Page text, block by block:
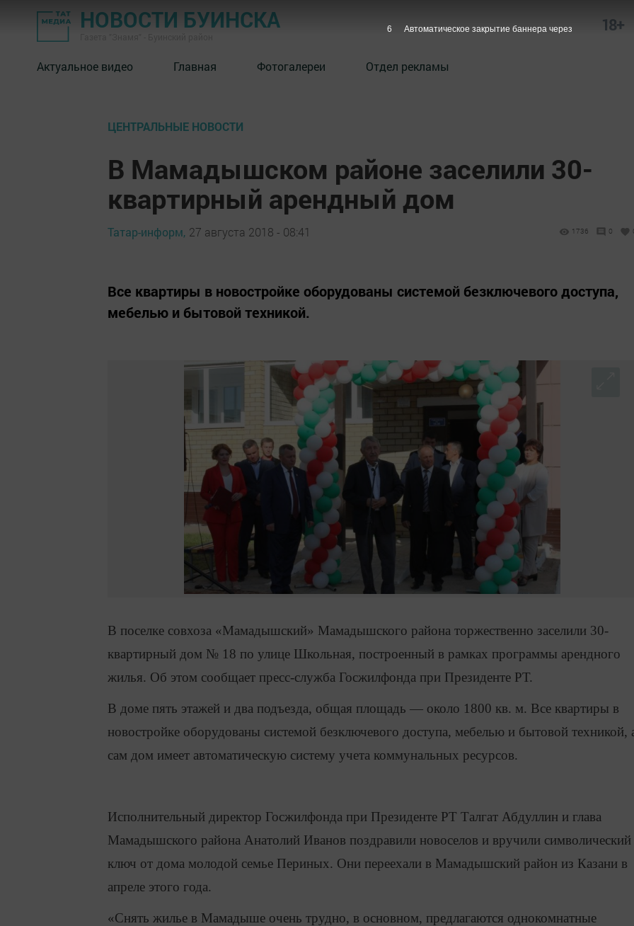
НОВОСТИ БУИНСКА 18+
Актуальное видео Главная Фотогалереи Отдел рекламы
ЦЕНТРАЛЬНЫЕ НОВОСТИ
В Мамадышском районе заселили 30-
квартирный арендный дом
Татар-информ, 27 августа 2018 - 08:41 1736 0
Все квартиры в новостройке оборудованы системой безключевого доступа,
мебелью и бытовой техникой.
В поселке совхоза «Мамадышский» Мамадышского района торжественно заселили 30-
квартирный дом № 18 по улице Школьная, построенный в рамках программы арендного
жилья. Об этом сообщает пресс-служба Госжилфонда при Президенте РТ.
В доме пять этажей и два подъезда, общая площадь — около 1800 кв. м. Все квартиры в
новостройке оборудованы системой безключевого доступа, мебелью и бытовой техникой,
сам дом имеет автоматическую систему учета коммунальных ресурсов.
Исполнительный директор Госжилфонда при Президенте РТ Талгат Абдуллин и глава
Мамадышского района Анатолий Иванов поздравили новоселов и вручили символический
ключ от дома молодой семье Периных. Они переехали в Мамадышский район из Казани в
апреле этого года.
«Снять жилье в Мамадыше очень трудно, в основном, предлагаются однокомнатные
5 Автоматическое закрытие баннера через